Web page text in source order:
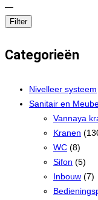
—
Filter
Categorieën
Nivelleer systeem
Sanitair en
Vannaya
Kranen
WC (8)
Sifon (5)
Inbouw (7)